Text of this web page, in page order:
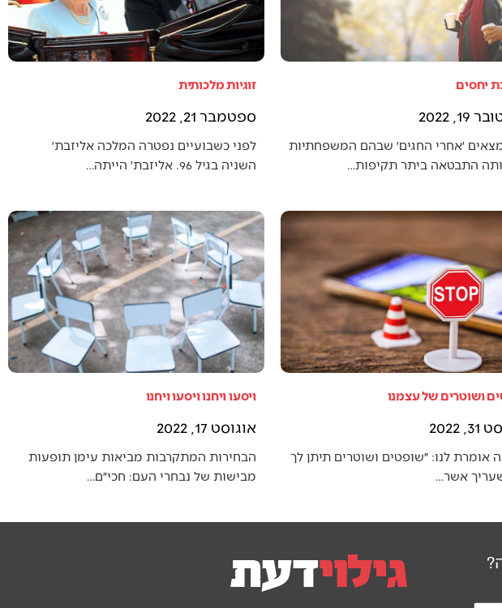
יחסים
2022
׳אחרי החגים׳ שבהם המשפחתיות
התבטאה ביתר תקיפות…
זוגיות מלכותית
ספטמבר 21, 2022
לפני כשבועיים נפטרה המלכה אליזבת׳
השניה בגיל 96. אליזבת׳ הייתה…
ושוטרים של עצמנו
2022
אומרת לנו: ״שופטים ושוטרים תיתן לך
אשר…
ויסעו ויחנו ויסעו ויחנו
אוגוסט 17, 2022
הבחירות המתקרבות מביאות עימן תופעות
מבישות של נבחרי העם: חכי״ם…